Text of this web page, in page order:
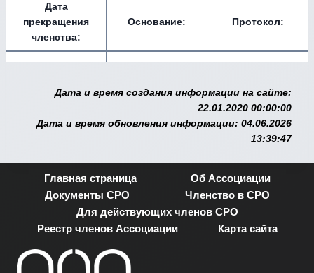
Дата
прекращения
членства:
Основание: Протокол:
Дата и время создания информации на сайте:
22.01.2020 00:00:00
Дата и время обновления информации: 04.06.2026
13:39:47
Главная страница
Об Ассоциации
Документы СРО
Членство в СРО
Для действующих членов СРО
Реестр членов Ассоциации
Карта сайта